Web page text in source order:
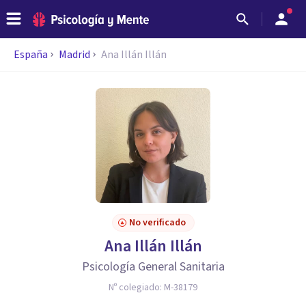
España Madrid Ana Illán Illán
No verificado
Ana Illán Illán
Psicología General Sanitaria
Nº colegiado: M-38179